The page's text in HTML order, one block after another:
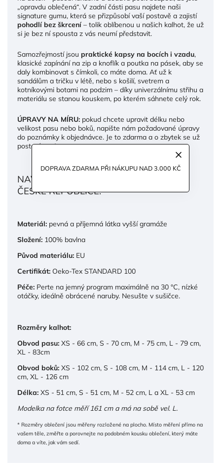
DOPRAVA ZDARMA PŘI NÁKUPU NAD 3.000 KČ
„opravdu oblečená“. V zadní části pasu najdete naši
signature gumu, která se přizpůsobí vaší postavě a zajistí
pohodlí bez škrcení– tolik oblíbenou u našich kalhot, že už
si je bez ní spousta z vás neumí představit.
Samozřejmostí jsou praktické kapsy na bocích i vzadu,
klasické zapínání na zip a knoflík a poutka na pásek, aby se
daly kombinovat s čímkoli, co máte doma. Ať už k
sandálům a tričku v létě, nebo s košilí, svetrem a
kotníkovými botami na podzim – díky univerzálnímu střihu a
materiálu se stanou kouskem, po kterém sáhnete celý rok.
ÚPRAVY NA MÍRU: pokud chcete upravit délku nebo
velikost pasu nebo boků, napište nám požadované úpravy
do poznámky k objednávce. Je to zdarma a o zbytek se už
postaráme :)
NAVRŽENO A VYROBENO S LÁSKOU V
ČESKÉ REPUBLICE.
Materiál: pevná a příjemná látka vyšší gramáže
Složení: 100% bavlna
Původ materiálu: EU
Certifikát: Oeko-Tex STANDARD 100
Péče: Perte na jemný program maximálně na 30 °C, nízké
otáčky, ideálně obrácené naruby. Nesušte v sušičce.
Rozměry kalhot:
Obvod pasu: XS - 66 cm, S - 70 cm, M - 75 cm, L - 79 cm,
XL - 83cm
Obvod boků: XS - 102 cm, S - 108 cm, M - 114 cm, L - 120
cm, XL - 126 cm
Délka: XS - 51 cm, S - 51 cm, M - 52 cm, L a XL - 53 cm
Modelka na fotce měří 161 cm a má na sobě vel. L.
* Rozměry oblečení jsou měřeny rozložené na plocho. Místo měření přímo na
vašem těle, změřte a porovnejte na podobném kousku oblečení, který máte
doma a víte, jak vám sedí.